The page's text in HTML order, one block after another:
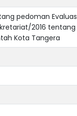
pedoman
2016
Kota Tangera